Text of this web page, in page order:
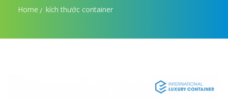
Home kích thước container